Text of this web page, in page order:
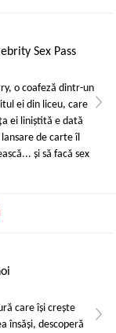
Sex Pass
o coafeză dintr-un
ei din liceu, care
ei liniștită e dată
de carte îl
și să facă sex
care își crește
însăși, descoperă